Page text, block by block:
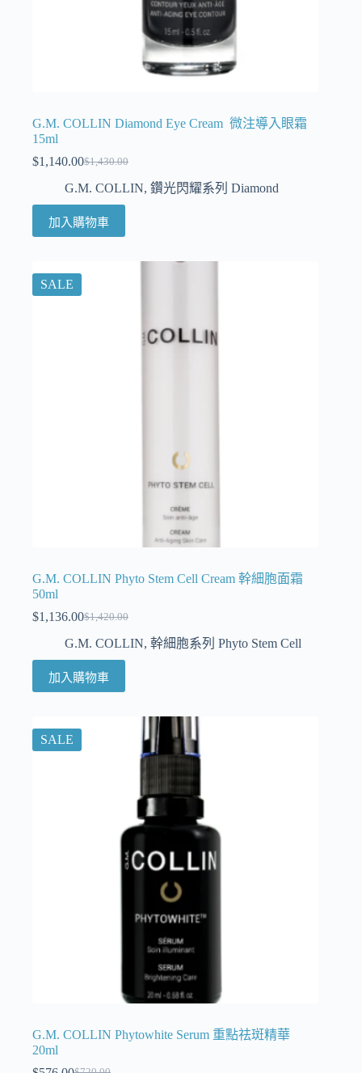
G.M. COLLIN Diamond Eye Cream 微注導入眼霜
15ml
$1,430.00
$1,140.00
G.M. COLLIN, 鑽光閃耀系列 Diamond
加入購物車
SALE
G.M. COLLIN Phyto Stem Cell Cream 幹細胞面霜
50ml
$1,420.00
$1,136.00
G.M. COLLIN, 幹細胞系列 Phyto Stem Cell
加入購物車
SALE
G.M. COLLIN Phytowhite Serum 重點祛斑精華
20ml